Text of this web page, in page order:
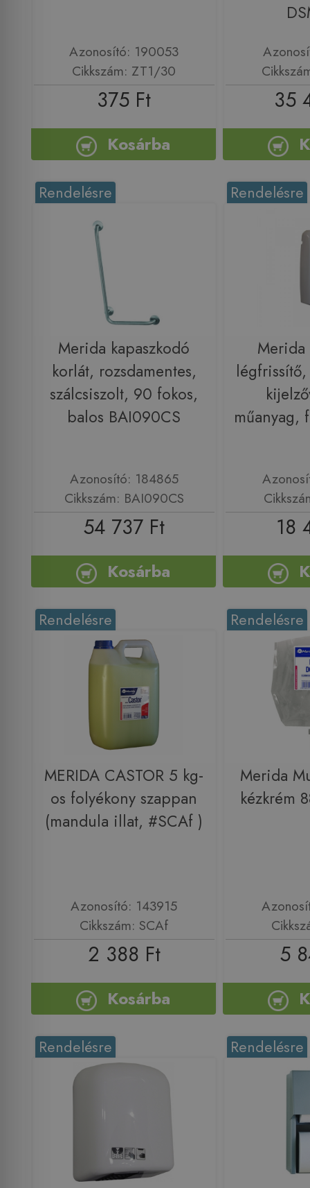
Azonosító: 190053
Cikkszám: ZT1/30
375 Ft
Kosárba
35
Rendelésre
Merida kapaszkodó
korlát, rozsdamentes,
szálcsiszolt, 90 fokos,
balos BAI090CS
Azonosító: 184865
Cikkszám: BAI090CS
54 737 Ft
Kosárba
Rendelésre
Merida
műanyag,
18
Rendelésre
MERIDA CASTOR 5 kg-
os folyékony szappan
(mandula illat, #SCAf )
Azonosító: 143915
Cikkszám: SCAf
2 388 Ft
Kosárba
Rendelésre
Merida
kézkrém
5
Rendelésre Rendelésre